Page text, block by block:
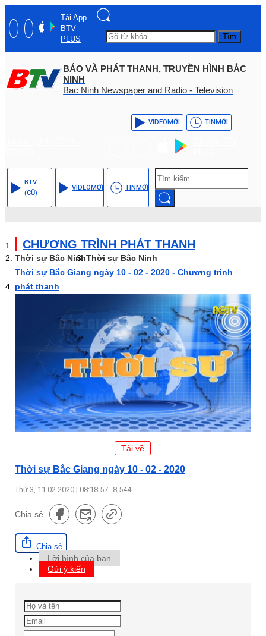
Tải App
BTV
PLUS
Tìm
BÁO VÀ PHÁT THANH, TRUYỀN HÌNH BẮC
NINH
Bac Ninh Newspaper and Radio - Television
VIDEOMỚI TINMỚI
BTV
(CŨ)
VIDEOMỚI TINMỚI
CHƯƠNG TRÌNH PHÁT THANH
Thời sự Bắc NinhThời sự Bắc Ninh
Thời sự Bắc Giang ngày 10 - 02 - 2020 - Chương trình
phát thanh
Tải về
Thời sự Bắc Giang ngày 10 - 02 - 2020
Thứ 3, 11.02.2020 | 08:18:57 8,544
Chia sẻ
Chia sẻ
Lời bình của bạn
Gửi ý kiến